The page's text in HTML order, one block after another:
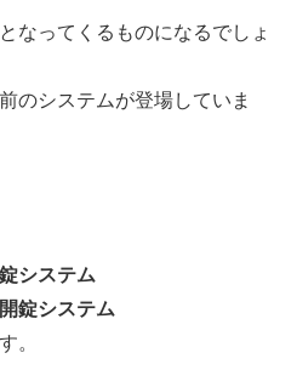
なってくるものになるでしょ
のシステムが登場していま
システム
錠システム
。